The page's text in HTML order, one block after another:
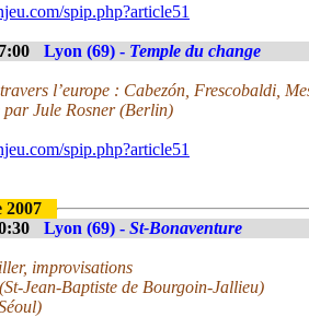
spip.php?article51
Lyon (69) - Temple du change
l’europe : Cabezón, Frescobaldi,
par Jule Rosner (Berlin)
spip.php?article51
2007
Lyon (69) - St-Bonaventure
improvisations
Jean-Baptiste de Bourgoin-Jallieu)